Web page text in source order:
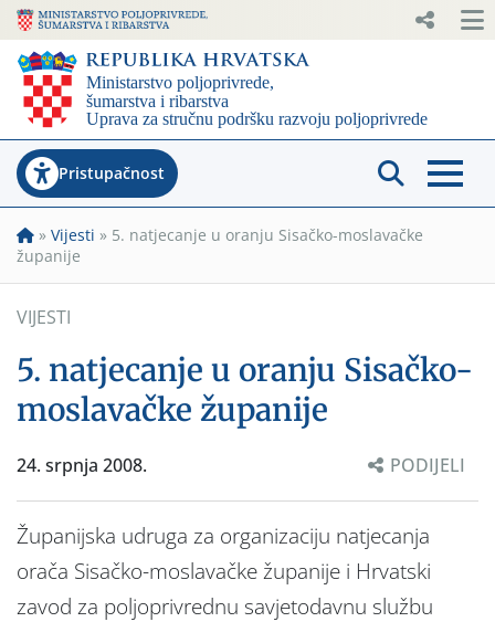
Pristupačnost
» Vijesti » 5. natjecanje u oranju Sisačko-moslavačke
županije
VIJESTI
5. natjecanje u oranju Sisačko-
moslavačke županije
24. srpnja 2008. PODIJELI
Županijska udruga za organizaciju natjecanja
orača Sisačko-moslavačke županije i Hrvatski
zavod za poljoprivrednu savjetodavnu službu